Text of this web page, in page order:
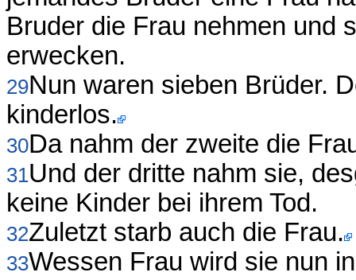
Bruder die Frau nehmen und
erwecken.
29Nun waren sieben Brüder.
kinderlos.
30Da nahm der zweite die
31Und der dritte nahm sie,
keine Kinder bei ihrem Tod.
32Zuletzt starb auch die Frau.
33Wessen Frau wird sie nun